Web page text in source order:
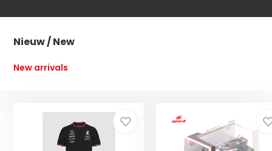
Nieuw / New
New arrivals